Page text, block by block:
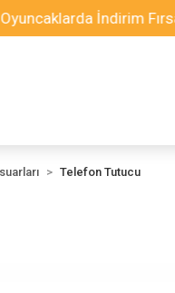
İndirim Fırsatı
Telefon Tutucu